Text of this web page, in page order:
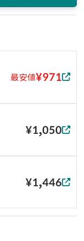
最安値¥971
¥1,050
¥1,446